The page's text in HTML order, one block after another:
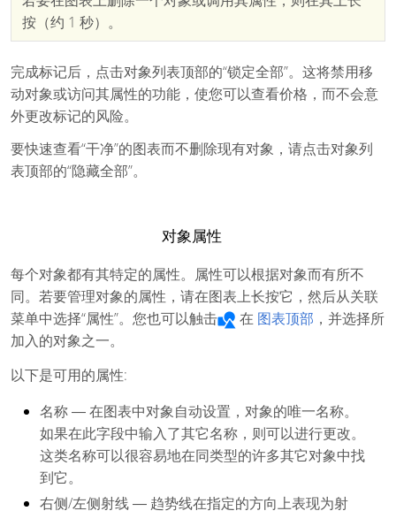
按（约 1 秒）。
完成标记后，点击对象列表顶部的“锁定全部”。这将禁用移
动对象或访问其属性的功能，使您可以查看价格，而不会意
外更改标记的风险。
要快速查看“干净”的图表而不删除现有对象，请点击对象列
表顶部的“隐藏全部”。
对象属性
每个对象都有其特定的属性。属性可以根据对象而有所不
同。若要管理对象的属性，请在图表上长按它，然后从关联
菜单中选择“属性”。您也可以触击
在 图表顶部 ，并选择所
加入的对象之一。
以下是可用的属性:
名称― 在图表中对象自动设置，对象的唯一名称。
如果在此字段中输入了其它名称，则可以进行更改。
这类名称可以很容易地在同类型的许多其它对象中找
到它。
右侧/左侧射线― 趋势线在指定的方向上表现为射